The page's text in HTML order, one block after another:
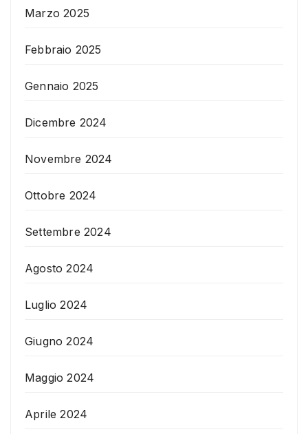
Marzo 2025
Febbraio 2025
Gennaio 2025
Dicembre 2024
Novembre 2024
Ottobre 2024
Settembre 2024
Agosto 2024
Luglio 2024
Giugno 2024
Maggio 2024
Aprile 2024